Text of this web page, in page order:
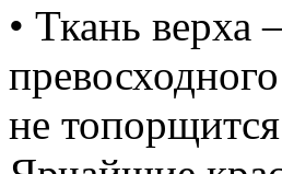
• Ткань верха
не